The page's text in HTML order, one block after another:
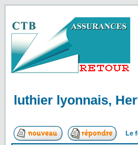
luthier lyonnais,
Le